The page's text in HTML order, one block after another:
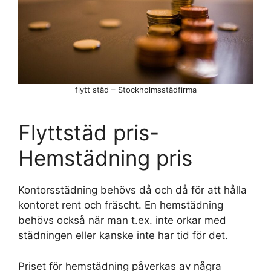
flytt städ – Stockholmsstädfirma
Flyttstäd pris-
Hemstädning pris
Kontorsstädning behövs då och då för att hålla
kontoret rent och fräscht. En hemstädning
behövs också när man t.ex. inte orkar med
städningen eller kanske inte har tid för det.
Priset för hemstädning påverkas av några